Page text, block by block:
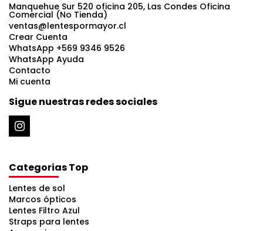
Manquehue Sur 520 oficina 205, Las Condes Oficina
Comercial (No Tienda)
ventas@lentespormayor.cl
Crear Cuenta
WhatsApp +569 9346 9526
WhatsApp Ayuda
Contacto
Mi cuenta
Sigue nuestras redes sociales
Categorias Top
Lentes de sol
Marcos ópticos
Lentes Filtro Azul
Straps para lentes